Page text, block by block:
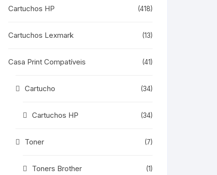
Cartuchos HP (418)
Cartuchos Lexmark (13)
Casa Print Compatíveis (41)
Cartucho (34)
Cartuchos HP (34)
Toner (7)
Toners Brother (1)